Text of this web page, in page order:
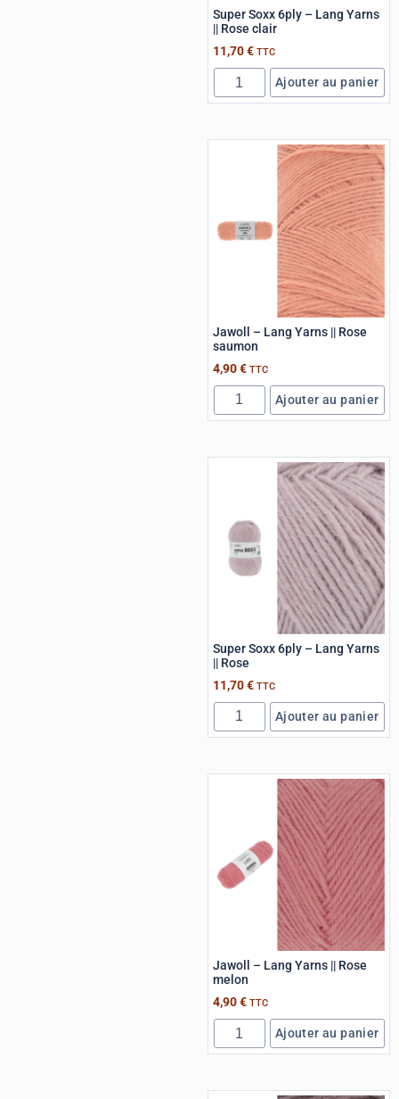
Super Soxx 6ply – Lang Yarns
|| Rose clair
11,70€ TTC
Ajouter au panier
Jawoll – Lang Yarns || Rose
saumon
4,90€ TTC
Ajouter au panier
Super Soxx 6ply – Lang Yarns
|| Rose
11,70€ TTC
Ajouter au panier
Jawoll – Lang Yarns || Rose
melon
4,90€ TTC
Ajouter au panier